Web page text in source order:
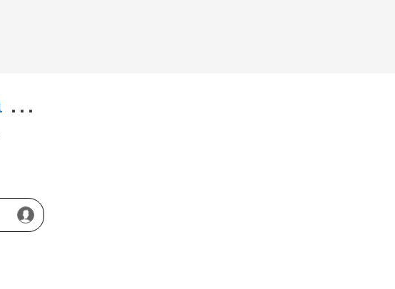
Perplexity AI – инструмент онлайн-поиска с продвинутым ИИ